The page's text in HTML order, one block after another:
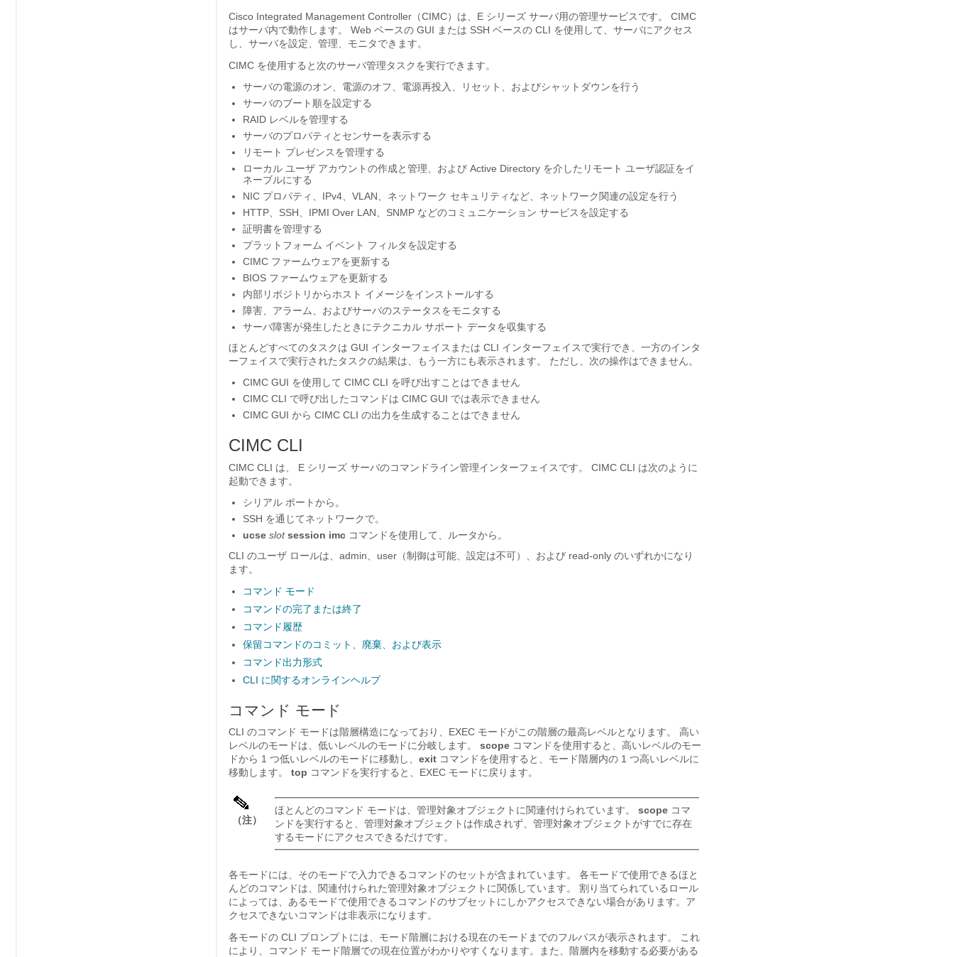
Cisco Integrated Management Controller（CIMC）は、 E シリーズ サーバ用の管理サービスです。 CIMC
はサーバ内で動作します。 Web ベースの GUI または SSH ベースの CLI を使用して、サーバにアクセス
し、サーバを設定、管理、モニタできます。
CIMC を使用すると次のサーバ管理タスクを実行できます。
サーバの電源のオン、電源のオフ、電源再投入、リセット、およびシャットダウンを行う
サーバのブート順を設定する
RAID レベルを管理する
サーバのプロパティとセンサーを表示する
リモート プレゼンスを管理する
ローカル ユーザ アカウントの作成と管理、および Active Directory を介したリモート ユーザ認証をイ
ネーブルにする
NIC プロパティ、IPv4、VLAN、ネットワーク セキュリティなど、ネットワーク関連の設定を行う
HTTP、SSH、IPMI Over LAN、SNMP などのコミュニケーション サービスを設定する
証明書を管理する
プラットフォーム イベント フィルタを設定する
CIMC ファームウェアを更新する
BIOS ファームウェアを更新する
内部リポジトリからホスト イメージをインストールする
障害、アラーム、およびサーバのステータスをモニタする
サーバ障害が発生したときにテクニカル サポート データを収集する
ほとんどすべてのタスクは GUI インターフェイスまたは CLI インターフェイスで実行でき、一方のインタ
ーフェイスで実行されたタスクの結果は、もう一方にも表示されます。 ただし、次の操作はできません。
CIMC GUI を使用して CIMC CLI を呼び出すことはできません
CIMC CLI で呼び出したコマンドは CIMC GUI では表示できません
CIMC GUI から CIMC CLI の出力を生成することはできません
CIMC CLI
CIMC CLI は、 E シリーズ サーバのコマンドライン管理インターフェイスです。 CIMC CLI は次のように
起動できます。
シリアル ポートから。
SSH を通じてネットワークで。
ucse slot session imc コマンドを使用して、ルータから。
CLI のユーザ ロールは、admin、user（制御は可能、設定は不可）、および read-only のいずれかになり
ます。
コマンド モード
コマンドの完了または終了
コマンド履歴
保留コマンドのコミット、廃棄、および表示
コマンド出力形式
CLI に関するオンラインヘルプ
コマンド モード
CLI のコマンド モードは階層構造になっており、EXEC モードがこの階層の最高レベルとなります。 高い
レベルのモードは、低いレベルのモードに分岐します。 scope コマンドを使用すると、高いレベルのモー
ドから 1 つ低いレベルのモードに移動し、 exit コマンドを使用すると、モード階層内の 1 つ高いレベルに
移動します。 top コマンドを実行すると、EXEC モードに戻ります。
（注）
ほとんどのコマンド モードは、管理対象オブジェクトに関連付けられています。 scope コマ
ンドを実行すると、管理対象オブジェクトは作成されず、管理対象オブジェクトがすでに存在
するモードにアクセスできるだけです。
各モードには、そのモードで入力できるコマンドのセットが含まれています。 各モードで使用できるほと
んどのコマンドは、関連付けられた管理対象オブジェクトに関係しています。 割り当てられているロール
によっては、あるモードで使用できるコマンドのサブセットにしかアクセスできない場合があります。ア
クセスできないコマンドは非表示になります。
各モードの CLI プロンプトには、モード階層における現在のモードまでのフルパスが表示されます。 これ
により、コマンド モード階層での現在位置がわかりやすくなります。また、階層内を移動する必要がある